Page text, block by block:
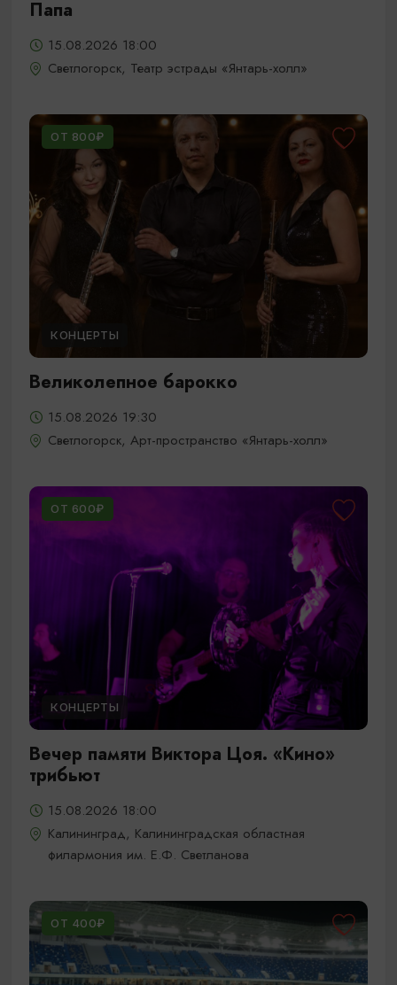
Папа
15.08.2026 18:00
Светлогорск, Театр эстрады «Янтарь-холл»
ОТ 800₽
КОНЦЕРТЫ
Великолепное барокко
15.08.2026 19:30
Светлогорск, Арт-пространство «Янтарь-холл»
ОТ 600₽
КОНЦЕРТЫ
Вечер памяти Виктора Цоя. «Кино»
трибьют
15.08.2026 18:00
Калининград, Калининградская областная
филармония им. Е.Ф. Светланова
ОТ 400₽